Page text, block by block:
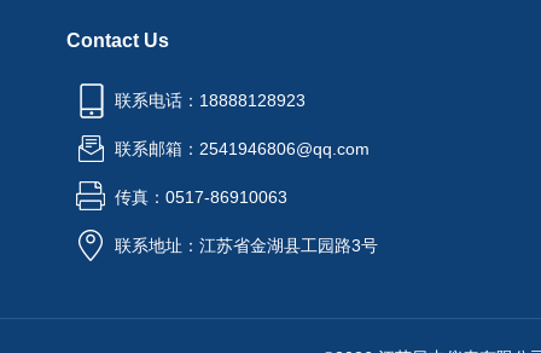
Contact Us
联系电话：18888128923
联系邮箱：2541946806@qq.com
传真：0517-86910063
联系地址：江苏省金湖县工园路3号